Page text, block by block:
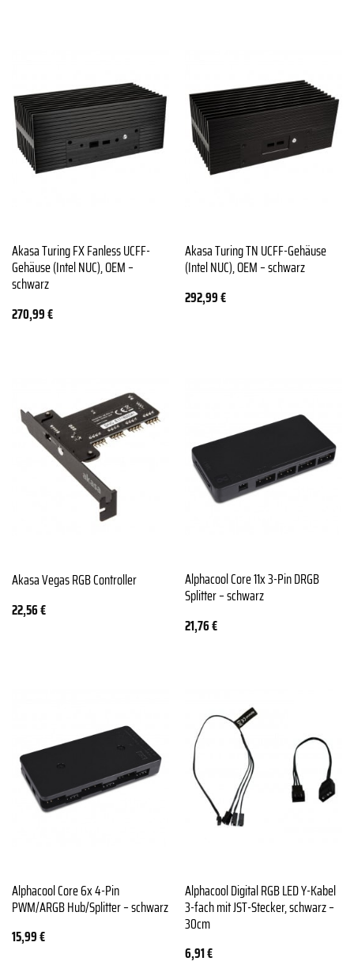
Akasa Turing FX Fanless UCFF-
Gehäuse (Intel NUC), OEM –
schwarz
270,99€
Akasa Turing TN UCFF-Gehäuse
(Intel NUC), OEM – schwarz
292,99€
Akasa Vegas RGB Controller
22,56€
Alphacool Core 11x 3-Pin DRGB
Splitter – schwarz
21,76€
Alphacool Core 6x 4-Pin
PWM/ARGB Hub/Splitter – schwarz
15,99€
Alphacool Digital RGB LED Y-Kabel
3-fach mit JST-Stecker, schwarz –
30cm
6,91€